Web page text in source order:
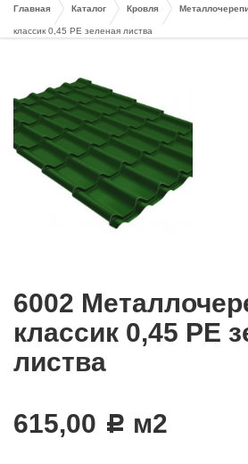
Главная Каталог Кровля
классик 0,45 PE зеленая листва
6002
классик 0,45 PE
листва
615,00 c м2